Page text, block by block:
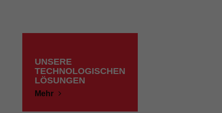
UNSERE
TECHNOLOGISCHEN
LÖSUNGEN
Mehr